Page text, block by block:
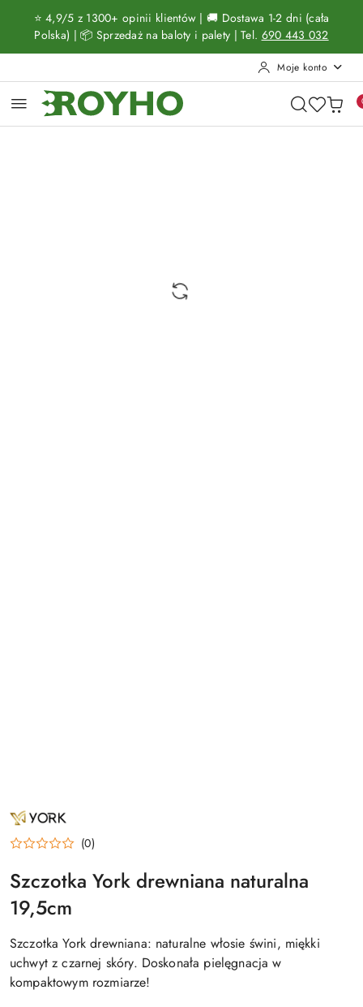
Przejdź do treści głównej
Przejdź do wyszukiwarki
Przejdź do moje konto
Przejdź do menu głównego
Przejdź do opisu produktu
Przejdź do stopki
⭐ 4,9/5 z 1300+ opinii klientów | 🚚 Dostawa 1-2 dni (cała
Polska) | 📦 Sprzedaż na baloty i palety | Tel. 690 443 032
Moje konto
NAZWA
PRODUCENTA:
YORK (0)
Szczotka York drewniana naturalna
19,5cm
Szczotka York drewniana: naturalne włosie świni, miękki
uchwyt z czarnej skóry. Doskonała pielęgnacja w
kompaktowym rozmiarze!